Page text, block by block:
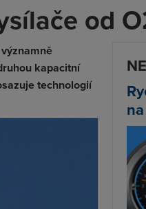
od
kapacitní
technologií